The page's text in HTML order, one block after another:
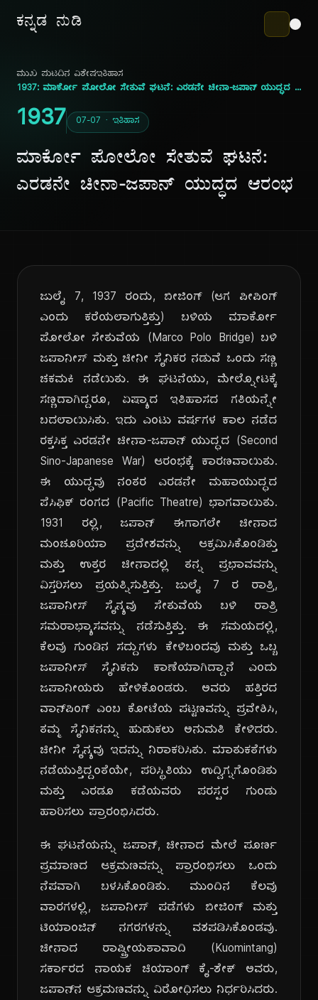
ಕನ್ನಡ ನುಡಿ
ಮುಖ ಪುಟದಿನ ವಿಶೇಷಇತಿಹಾಸ
1937: ಮಾರ್ಕೋ ಪೋಲೋ ಸೇತುವೆ ಘಟನೆ: ಎರಡನೇ ಚೀನಾ-ಜಪಾನ್ ಯುದ್ಧದ ಆರಂಭ
1937 07-07 · ಇತಿಹಾಸ
ಮಾರ್ಕೋ ಪೋಲೋ ಸೇತುವೆ ಘಟನೆ:
ಎರಡನೇ ಚೀನಾ-ಜಪಾನ್ ಯುದ್ಧದ ಆರಂಭ
ಜುಲೈ 7, 1937 ರಂದು, ಬೀಜಿಂಗ್ (ಆಗ ಪೀಪಿಂಗ್
ಎಂದು ಕರೆಯಲಾಗುತ್ತಿತ್ತು) ಬಳಿಯ ಮಾರ್ಕೋ
ಪೋಲೋ ಸೇತುವೆಯ (Marco Polo Bridge) ಬಳಿ
ಜಪಾನೀಸ್ ಮತ್ತು ಚೀನೀ ಸೈನಿಕರ ನಡುವೆ ಒಂದು ಸಣ್ಣ
ಚಕಮಕಿ ನಡೆಯಿತು. ಈ ಘಟನೆಯು, ಮೇಲ್ನೋಟಕ್ಕೆ
ಸಣ್ಣದಾಗಿದ್ದರೂ, ಏಷ್ಯಾದ ಇತಿಹಾಸದ ಗತಿಯನ್ನೇ
ಬದಲಾಯಿಸಿತು. ಇದು ಎಂಟು ವರ್ಷಗಳ ಕಾಲ ನಡೆದ
ರಕ್ತಸಿಕ್ತ ಎರಡನೇ ಚೀನಾ-ಜಪಾನ್ ಯುದ್ಧದ (Second
Sino-Japanese War) ಆರಂಭಕ್ಕೆ ಕಾರಣವಾಯಿತು.
ಈ ಯುದ್ಧವು ನಂತರ ಎರಡನೇ ಮಹಾಯುದ್ಧದ
ಪೆಸಿಫಿಕ್ ರಂಗದ (Pacific Theatre) ಭಾಗವಾಯಿತು.
1931 ರಲ್ಲಿ, ಜಪಾನ್ ಈಗಾಗಲೇ ಚೀನಾದ
ಮಂಚೂರಿಯಾ ಪ್ರದೇಶವನ್ನು ಆಕ್ರಮಿಸಿಕೊಂಡಿತ್ತು
ಮತ್ತು ಉತ್ತರ ಚೀನಾದಲ್ಲಿ ತನ್ನ ಪ್ರಭಾವವನ್ನು
ವಿಸ್ತರಿಸಲು ಪ್ರಯತ್ನಿಸುತ್ತಿತ್ತು. ಜುಲೈ 7 ರ ರಾತ್ರಿ,
ಜಪಾನೀಸ್ ಸೈನ್ಯವು ಸೇತುವೆಯ ಬಳಿ ರಾತ್ರಿ
ಸಮರಾಭ್ಯಾಸವನ್ನು ನಡೆಸುತ್ತಿತ್ತು. ಈ ಸಮಯದಲ್ಲಿ,
ಕೆಲವು ಗುಂಡಿನ ಸದ್ದುಗಳು ಕೇಳಿಬಂದವು ಮತ್ತು ಒಬ್ಬ
ಜಪಾನೀಸ್ ಸೈನಿಕನು ಕಾಣೆಯಾಗಿದ್ದಾನೆ ಎಂದು
ಜಪಾನೀಯರು ಹೇಳಿಕೊಂಡರು. ಅವರು ಹತ್ತಿರದ
ವಾನ್‌ಪಿಂಗ್ ಎಂಬ ಕೋಟೆಯ ಪಟ್ಟಣವನ್ನು ಪ್ರವೇಶಿಸಿ,
ತಮ್ಮ ಸೈನಿಕನನ್ನು ಹುಡುಕಲು ಅನುಮತಿ ಕೇಳಿದರು.
ಚೀನೀ ಸೈನ್ಯವು ಇದನ್ನು ನಿರಾಕರಿಸಿತು. ಮಾತುಕತೆಗಳು
ನಡೆಯುತ್ತಿದ್ದಂತೆಯೇ, ಪರಿಸ್ಥಿತಿಯು ಉದ್ವಿಗ್ನಗೊಂಡಿತು
ಮತ್ತು ಎರಡೂ ಕಡೆಯವರು ಪರಸ್ಪರ ಗುಂಡು
ಹಾರಿಸಲು ಪ್ರಾರಂಭಿಸಿದರು.
ಈ ಘಟನೆಯನ್ನು ಜಪಾನ್, ಚೀನಾದ ಮೇಲೆ ಪೂರ್ಣ
ಪ್ರಮಾಣದ ಆಕ್ರಮಣವನ್ನು ಪ್ರಾರಂಭಿಸಲು ಒಂದು
ನೆಪವಾಗಿ ಬಳಸಿಕೊಂಡಿತು. ಮುಂದಿನ ಕೆಲವು
ವಾರಗಳಲ್ಲಿ, ಜಪಾನೀಸ್ ಪಡೆಗಳು ಬೀಜಿಂಗ್ ಮತ್ತು
ಟಿಯಾಂಜಿನ್ ನಗರಗಳನ್ನು ವಶಪಡಿಸಿಕೊಂಡವು.
ಚೀನಾದ ರಾಷ್ಟ್ರೀಯತಾವಾದಿ (Kuomintang)
ಸರ್ಕಾರದ ನಾಯಕ ಚಿಯಾಂಗ್ ಕೈ-ಶೇಕ್ ಅವರು,
ಜಪಾನ್‌ನ ಆಕ್ರಮಣವನ್ನು ವಿರೋಧಿಸಲು ನಿರ್ಧರಿಸಿದರು.